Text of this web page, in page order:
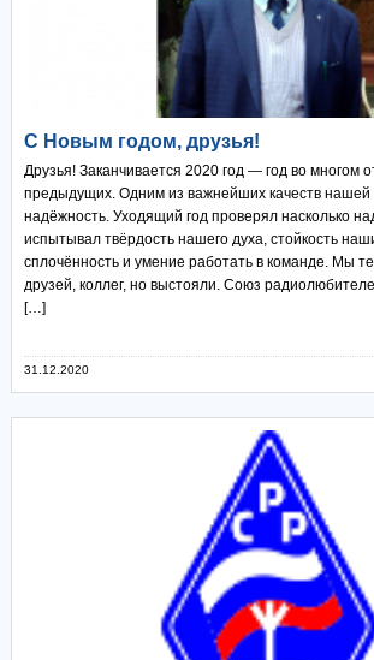
С Новым годом, друзья!
Друзья! Заканчивается 2020 год — год во многом
предыдущих. Одним из важнейших качеств нашей
надёжность. Уходящий год проверял насколько
испытывал твёрдость нашего духа, стойкость
сплочённость и умение работать в команде. Мы
друзей, коллег, но выстояли. Союз
[…]
31.12.2020